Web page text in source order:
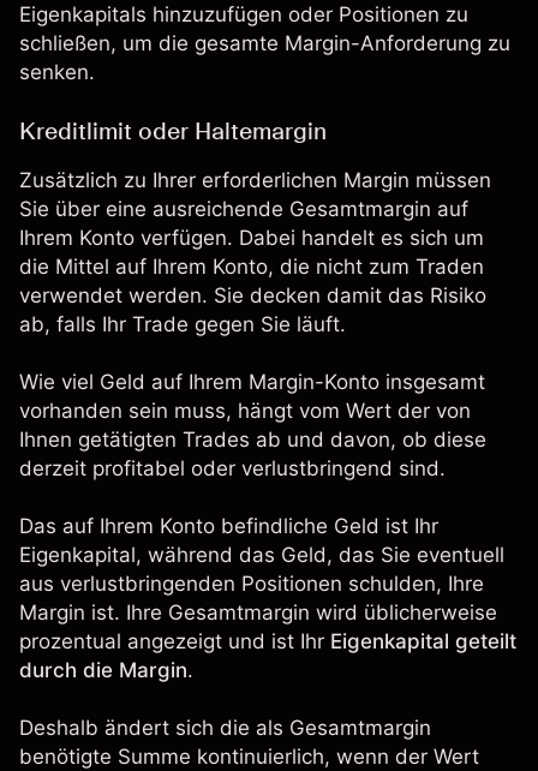
Eigenkapitals hinzuzufügen oder Positionen zu
schließen, um die gesamte Margin-Anforderung zu
senken.
Kreditlimit oder Haltemargin
Zusätzlich zu Ihrer erforderlichen Margin müssen
Sie über eine ausreichende Gesamtmargin auf
Ihrem Konto verfügen. Dabei handelt es sich um
die Mittel auf Ihrem Konto, die nicht zum Traden
verwendet werden. Sie decken damit das Risiko
ab, falls Ihr Trade gegen Sie läuft.
Wie viel Geld auf Ihrem Margin-Konto insgesamt
vorhanden sein muss, hängt vom Wert der von
Ihnen getätigten Trades ab und davon, ob diese
derzeit profitabel oder verlustbringend sind.
Das auf Ihrem Konto befindliche Geld ist Ihr
Eigenkapital, während das Geld, das Sie eventuell
aus verlustbringenden Positionen schulden, Ihre
Margin ist. Ihre Gesamtmargin wird üblicherweise
prozentual angezeigt und ist Ihr Eigenkapital geteilt
durch die Margin.
Deshalb ändert sich die als Gesamtmargin
benötigte Summe kontinuierlich, wenn der Wert